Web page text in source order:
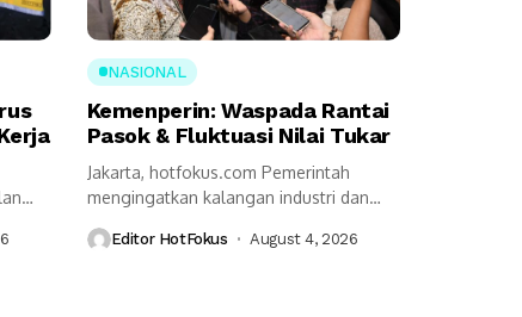
NASIONAL
Kemenperin: Waspada Rantai
Pasok & Fluktuasi Nilai Tukar
Jakarta, hotfokus.com Pemerintah
mengingatkan kalangan industri dan
tetap...
Editor HotFokus August 4, 2026